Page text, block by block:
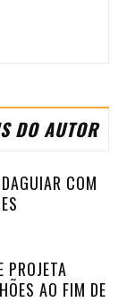
DO AUTOR
COM
PROJETA
AO FIM DE